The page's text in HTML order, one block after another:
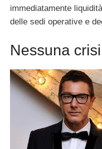
immediatamente
delle sedi operative e
Nessuna